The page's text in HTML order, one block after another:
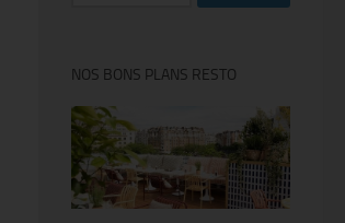
NOS BONS PLANS RESTO